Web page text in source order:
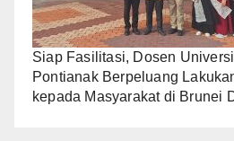
Siap Fasilitasi, Dosen
Pontianak Berpeluang
kepada Masyarakat di Brunei